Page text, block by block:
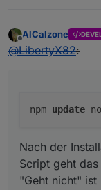
Offline
AlCalzone
@LibertyX82:
npm update
Nach der
Script geht
"Geht nicht" ist